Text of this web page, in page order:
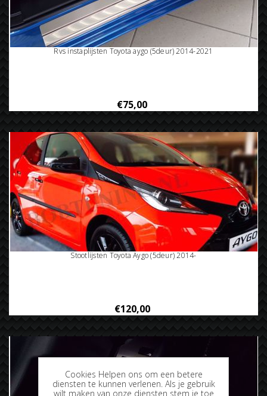
Rvs instaplijsten Toyota aygo (5deur) 2014-2021
€75,00
Stootlijsten Toyota Aygo (5deur) 2014-
€120,00
Cookies Helpen ons om een betere
diensten te kunnen verlenen. Als je gebruik
wilt maken van onze diensten stem je toe